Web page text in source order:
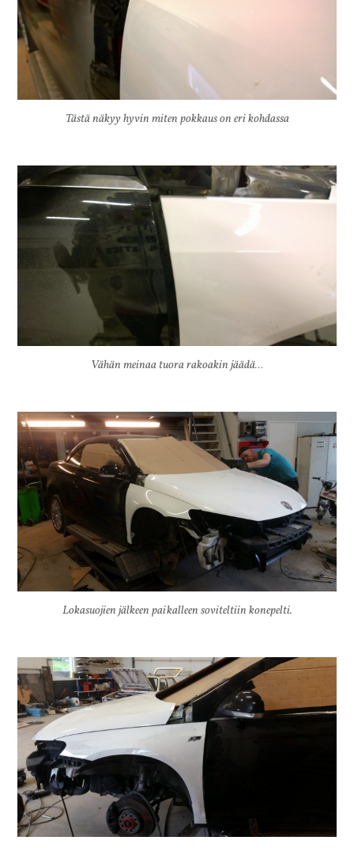
Tästä näkyy hyvin miten pokkaus on eri kohdassa
Vähän meinaa tuora rakoakin jäädä…
Lokasuojien jälkeen paikalleen soviteltiin konepelti.